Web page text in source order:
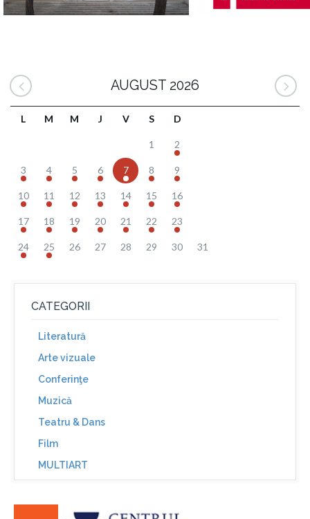
AUGUST 2026
L M M J V S D
1 2
3 4 5 6 7 8 9
10 11 12 13 14 15 16
17 18 19 20 21 22 23
24 25 26 27 28 29 30 31
CATEGORII
Literatură
Arte vizuale
Conferinţe
Muzică
Teatru & Dans
Film
MULTIART